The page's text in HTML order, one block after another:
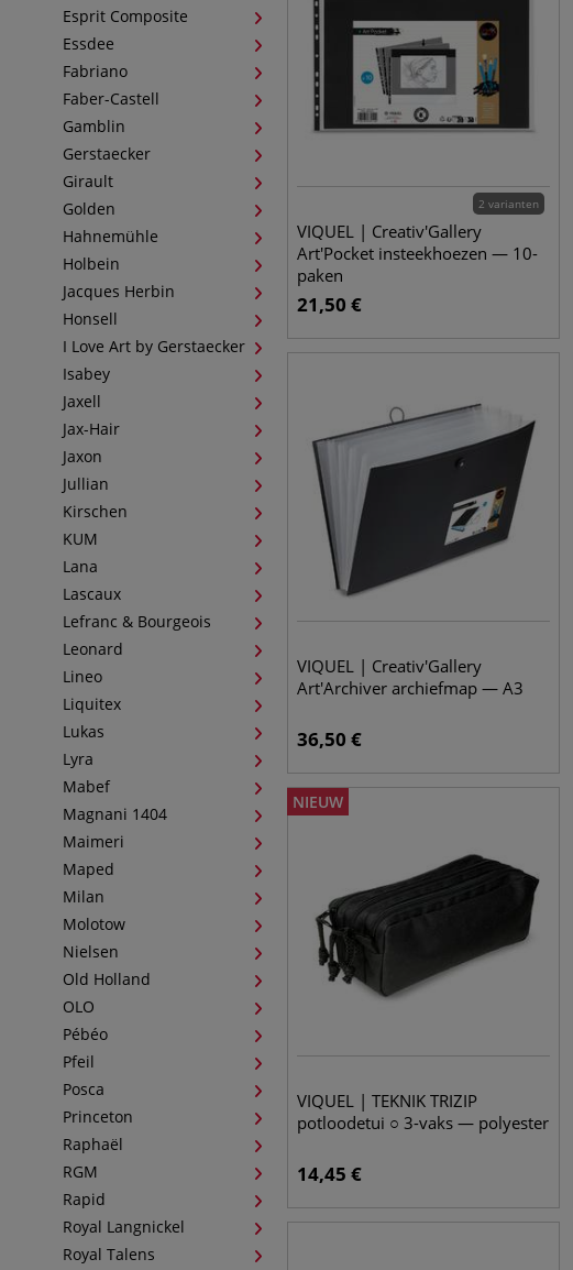
Esprit Composite
Essdee
Fabriano
Faber-Castell
Gamblin
Gerstaecker
Girault
Golden
Hahnemühle
Holbein
Jacques Herbin
Honsell
I Love Art by Gerstaecker
Isabey
Jaxell
Jax-Hair
Jaxon
Jullian
Kirschen
KUM
Lana
Lascaux
Lefranc & Bourgeois
Leonard
Lineo
Liquitex
Lukas
Lyra
Mabef
Magnani 1404
Maimeri
Maped
Milan
Molotow
Nielsen
Old Holland
OLO
Pébéo
Pfeil
Posca
Princeton
Raphaël
RGM
Rapid
Royal Langnickel
Royal Talens
2 varianten
VIQUEL | Creativ'Gallery
Art'Pocket insteekhoezen — 10-
paken
21,50 €
VIQUEL | Creativ'Gallery
Art'Archiver archiefmap — A3
36,50 €
NIEUW
VIQUEL | TEKNIK TRIZIP
potloodetui ○ 3-vaks — polyester
14,45 €